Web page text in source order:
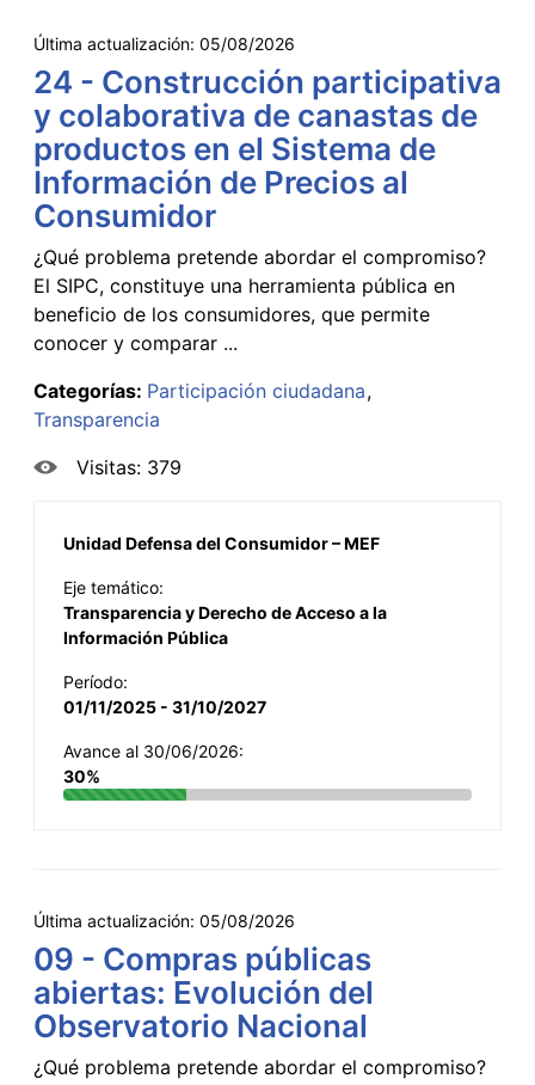
Última actualización: 05/08/2026
24 - Construcción participativa
y colaborativa de canastas de
productos en el Sistema de
Información de Precios al
Consumidor
¿Qué problema pretende abordar el compromiso?
El SIPC, constituye una herramienta pública en
beneficio de los consumidores, que permite
conocer y comparar ...
Categorías: Participación ciudadana
Transparencia
Visitas: 379
Unidad Defensa del Consumidor – MEF
Eje temático:
Transparencia y Derecho de Acceso a la
Información Pública
Período:
01/11/2025 - 31/10/2027
Avance al 30/06/2026:
30%
Última actualización: 05/08/2026
09 - Compras públicas
abiertas: Evolución del
Observatorio Nacional
¿Qué problema pretende abordar el compromiso?